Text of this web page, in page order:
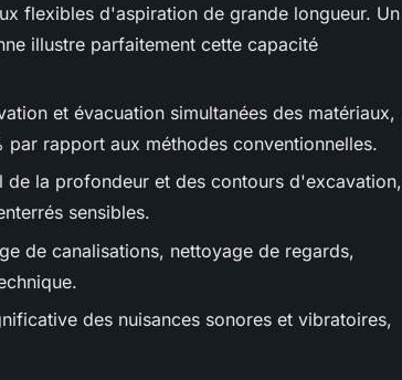
flexibles d'aspiration de grande longueur. Un
illustre parfaitement cette capacité
et évacuation simultanées des matériaux,
rapport aux méthodes conventionnelles.
de la profondeur et des contours d'excavation,
sensibles.
de canalisations, nettoyage de regards,
des nuisances sonores et vibratoires,